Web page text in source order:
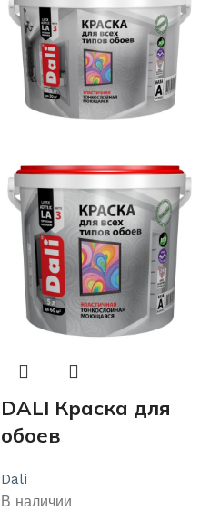
DALI Краска для
обоев
Dali
В наличии